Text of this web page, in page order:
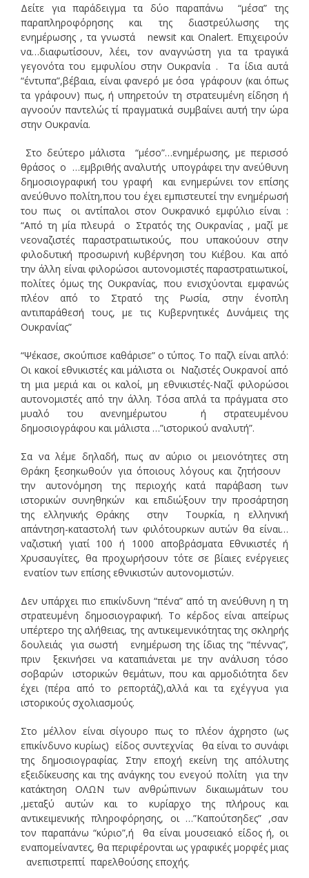
Δείτε για παράδειγμα τα δύο παραπάνω “μέσα” της
παραπληροφόρησης και της διαστρεύλωσης της
ενημέρωσης , τα γνωστά newsit και Οnalert. Επιχειρούν
να…διαφωτίσουν, λέει, τον αναγνώστη για τα τραγικά
γεγονότα του εμφυλίου στην Ουκρανία . Τα ίδια αυτά
“έντυπα”,βέβαια, είναι φανερό με όσα γράφουν (και όπως
τα γράφουν) πως, ή υπηρετούν τη στρατευμένη είδηση ή
αγνοούν παντελώς τί πραγματικά συμβαίνει αυτή την ώρα
στην Ουκρανία.
Στο δεύτερο μάλιστα “μέσο”…ενημέρωσης, με περισσό
θράσος ο …εμβριθής αναλυτής υπογράφει την ανεύθυνη
δημοσιογραφική του γραφή και ενημερώνει τον επίσης
ανεύθυνο πολίτη,που του έχει εμπιστευτεί την ενημέρωσή
του πως οι αντίπαλοι στον Ουκρανικό εμφύλιο είναι :
“Από τη μία πλευρά ο Στρατός της Ουκρανίας , μαζί με
νεοναζιστές παραστρατιωτικούς, που υπακούουν στην
φιλοδυτική προσωρινή κυβέρνηση του Κιέβου. Και από
την άλλη είναι φιλορώσοι αυτονομιστές παραστρατιωτικοί,
πολίτες όμως της Ουκρανίας, που ενισχύονται εμφανώς
πλέον από το Στρατό της Ρωσία, στην ένοπλη
αντιπαράθεσή τους, με τις Κυβερνητικές Δυνάμεις της
Ουκρανίας”
“Ψέκασε, σκούπισε καθάρισε” ο τύπος. Το παζλ είναι απλό:
Οι κακοί εθνικιστές και μάλιστα οι Ναζιστές Ουκρανοί από
τη μια μεριά και οι καλοί, μη εθνικιστές-Ναζί φιλορώσοι
αυτονομιστές από την άλλη. Τόσα απλά τα πράγματα στο
μυαλό του ανενημέρωτου ή στρατευμένου
δημοσιογράφου και μάλιστα …”ιστορικού αναλυτή”.
Σα να λέμε δηλαδή, πως αν αύριο οι μειονότητες στη
Θράκη ξεσηκωθούν για όποιους λόγους και ζητήσουν
την αυτονόμηση της περιοχής κατά παράβαση των
ιστορικών συνηθηκών και επιδιώξουν την προσάρτηση
της ελληνικής Θράκης στην Τουρκία, η ελληνική
απάντηση-καταστολή των φιλότουρκων αυτών θα είναι…
ναζιστική γιατί 100 ή 1000 αποβράσματα Εθνικιστές ή
Χρυσαυγίτες, θα προχωρήσουν τότε σε βίαιες ενέργειες
ενατίον των επίσης εθνικιστών αυτονομιστών.
Δεν υπάρχει πιο επικίνδυνη “πένα” από τη ανεύθυνη η τη
στρατευμένη δημοσιογραφική. Το κέρδος είναι απείρως
υπέρτερο της αλήθειας, της αντικειμενικότητας της σκληρής
δουλειάς για σωστή ενημέρωση της ίδιας της “πέννας”,
πριν ξεκινήσει να καταπιάνεται με την ανάλυση τόσο
σοβαρών ιστορικών θεμάτων, που και αρμοδιότητα δεν
έχει (πέρα από το ρεπορτάζ),αλλά και τα εχέγγυα για
ιστορικούς σχολιασμούς.
Στο μέλλον είναι σίγουρο πως το πλέον άχρηστο (ως
επικίνδυνο κυρίως) είδος συντεχνίας θα είναι το συνάφι
της δημοσιογραφίας. Στην εποχή εκείνη της απόλυτης
εξειδίκευσης και της ανάγκης του ενεγού πολίτη για την
κατάκτηση ΟΛΩΝ των ανθρώπινων δικαιωμάτων του
,μεταξύ αυτών και το κυρίαρχο της πλήρους και
αντικειμενικής πληροφόρησης, οι …”Καπούτσηδες” ,σαν
τον παραπάνω “κύριο”,ή θα είναι μουσειακό είδος ή, οι
εναπομείναντες, θα περιφέρονται ως γραφικές μορφές μιας
ανεπιστρεπτί παρελθούσης εποχής.